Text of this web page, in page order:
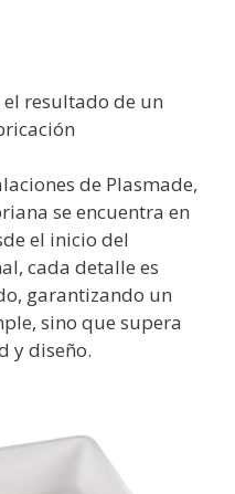
el resultado de un
de Plasmade,
se encuentra en
el inicio del
cada detalle es
garantizando un
sino que supera
y diseño.